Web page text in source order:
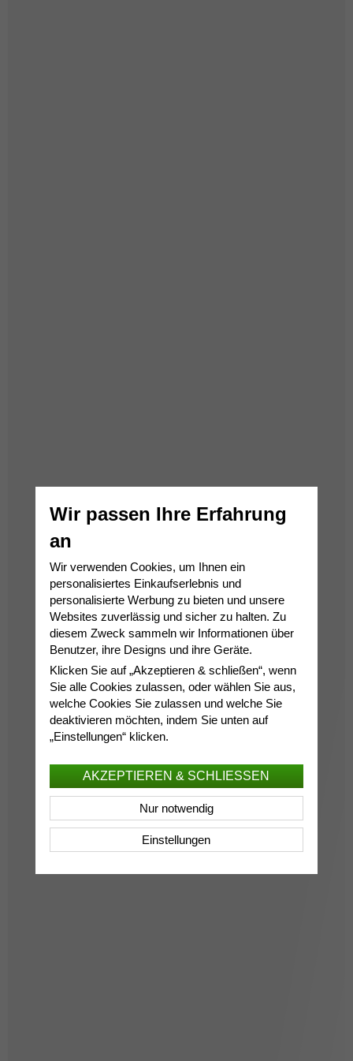
Wir passen Ihre Erfahrung
an
Wir verwenden Cookies, um Ihnen ein
personalisiertes Einkaufserlebnis und
personalisierte Werbung zu bieten und unsere
Websites zuverlässig und sicher zu halten. Zu
diesem Zweck sammeln wir Informationen über
Benutzer, ihre Designs und ihre Geräte.
Klicken Sie auf „Akzeptieren & schließen“, wenn
Sie alle Cookies zulassen, oder wählen Sie aus,
welche Cookies Sie zulassen und welche Sie
deaktivieren möchten, indem Sie unten auf
„Einstellungen“ klicken.
Einstellungen
Nur notwendig
AKZEPTIEREN & SCHLIESSEN